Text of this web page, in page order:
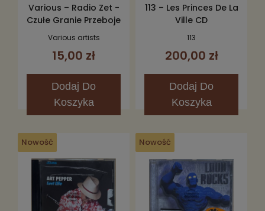
Various – Radio Zet -
Czułe Granie Przeboje
Na Lato 2006 2CD
Various artists
15,00 zł
Dodaj Do
Koszyka
113 – Les Princes De La
Ville CD
113
200,00 zł
Dodaj Do
Koszyka
Nowość Nowość